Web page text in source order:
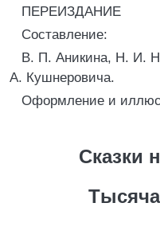
ПЕРЕИЗДАНИЕ
Составление:
В. П. Аникина, Н. И.
А. Кушнеровича.
Оформление и
Сказки